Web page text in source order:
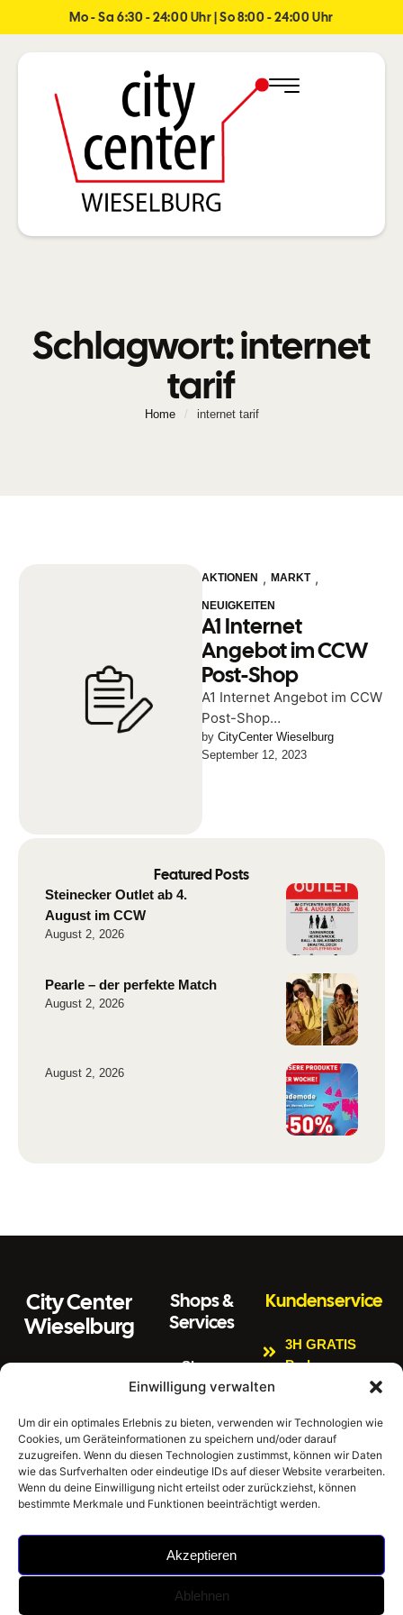
Einwilligung verwalten
Um dir ein optimales Erlebnis zu bieten, verwenden wir Technologien wie
Cookies, um Geräteinformationen zu speichern und/oder darauf
zuzugreifen. Wenn du diesen Technologien zustimmst, können wir Daten
wie das Surfverhalten oder eindeutige IDs auf dieser Website verarbeiten.
Wenn du deine Einwilligung nicht erteilst oder zurückziehst, können
bestimmte Merkmale und Funktionen beeinträchtigt werden.
Akzeptieren
Ablehnen
Mo - Sa 6:30 - 24:00 Uhr | So 8:00 - 24:00 Uhr
Schlagwort:internet
tarif
Home / internet tarif
AKTIONEN , MARKT ,
NEUIGKEITEN
A1 Internet
Angebot im CCW
Post-Shop
A1 Internet Angebot im CCW
Post-Shop
10 Monatsentgelte gratis*
€ 349,- sparen* Internet 100
by CityCenter Wieselburg
September 12, 2023
Featured Posts
Steinecker Outlet ab 4.
August im CCW
August 2, 2026
Pearle – der perfekte Match
August 2, 2026
August 2, 2026
City Center
Wieselburg
3250 Wieselburg
Tel: 0664 4407889
E
m
ai
l:
office@citycenter
wieselburg.at
Sonntag 8:00 Uhr
Shops &
Services
Shops
Citycenter
Newsletter
Impressum
Datenschutzerklär
ung
Hausordnung
Kundenservice
3H GRATIS
Parken
Kinderspielbere
Bankomat
Gratis W-LAN
E-Tankstellen